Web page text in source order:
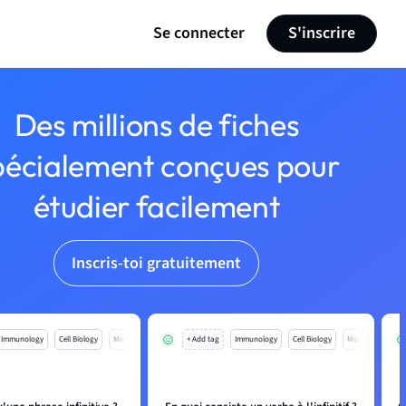
Se connecter S'inscrire
Des millions de fiches
conçues pour
étudier facilement
Inscris-toi gratuitement
Immunology Cell Biology Mo + Add tag Immunology Cell Biology Mo